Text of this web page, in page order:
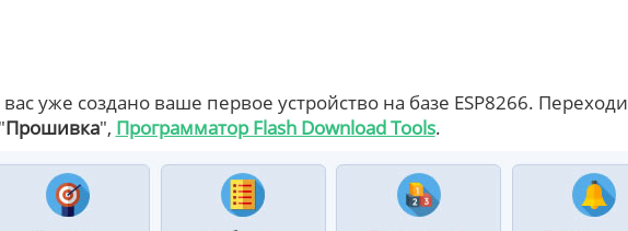
уже создано ваше первое устройство на базе ESP8266.
Прошивка", Программатор Flash Download Tools.